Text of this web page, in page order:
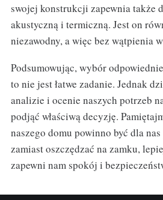
swojej konstrukcji zapewnia także
akustyczną i termiczną. Jest on
niezawodny, a więc bez wątpienia
Podsumowując, wybór
to nie jest łatwe zadanie. Jednak
analizie i ocenie naszych potrzeb
podjąć właściwą decyzję.
naszego domu powinno być dla
zamiast oszczędzać na zamku,
zapewni nam spokój i